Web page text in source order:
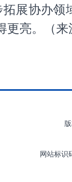
展协办领
亮。
（
网站标识